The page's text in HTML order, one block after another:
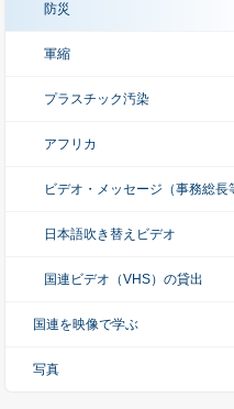
防災
軍縮
プラスチック汚染
アフリカ
ビデオ・メッセージ（事務総長
日本語吹き替えビデオ
国連ビデオ（VHS）の貸出
国連を映像で学ぶ
写真